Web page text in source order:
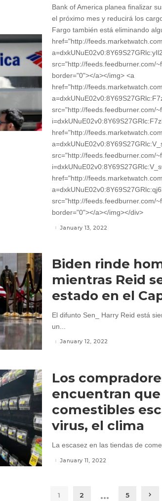
Bank of America planea finalizar
el próximo mes y reducirá los
Fargo también está eliminando
href="http://
src="http://feeds.feedburner.com/
border="0"></a></img> <a
href="http://
src="http://feeds.feedburner.com/
href="http://
src="http://feeds.feedburner.com/
href="http://
src="http://feeds.feedburner.com/
border="0"></a></img></div>
January 13, 2022
Biden rinde
mientras Reid
estado en el
El difunto Sen_ Harry Reid está
un...
January 12, 2022
Los
encuentran
comestibles
virus, el clima
La escasez en las tiendas de
January 11, 2022
1 2 … 5